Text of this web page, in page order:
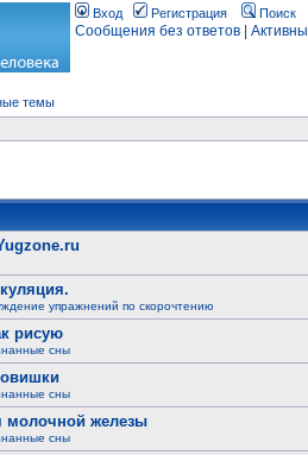
Вход Регистрация Поиск
Сообщения без ответов
темы
упражнений по скорочтению
рисую
сны
сны
молочной железы
сны